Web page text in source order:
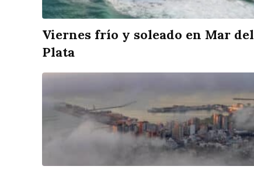
Viernes frío y soleado en Mar del
Plata